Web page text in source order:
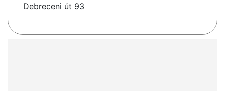
Debreceni út 93